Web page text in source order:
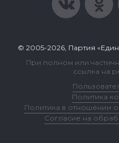
© 2005-2026, Партия
При полном или
ссылка на
Политика
Политика в отношении
Согласие на